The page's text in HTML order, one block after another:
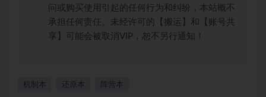
问或购买使用引起的任何行为和纠纷，本站概不
承担任何责任。未经许可的【搬运】和【账号共
享】可能会被取消VIP，恕不另行通知！
机制本 还原本 阵营本